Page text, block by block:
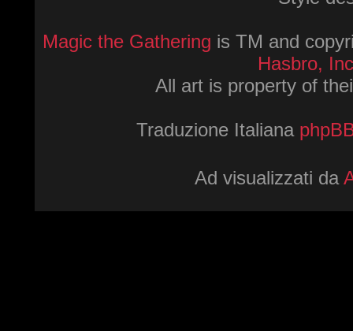
Magic the Gathering is TM and
Hasbro,
All art is property of
Traduzione Italiana
Ad visualizzati da